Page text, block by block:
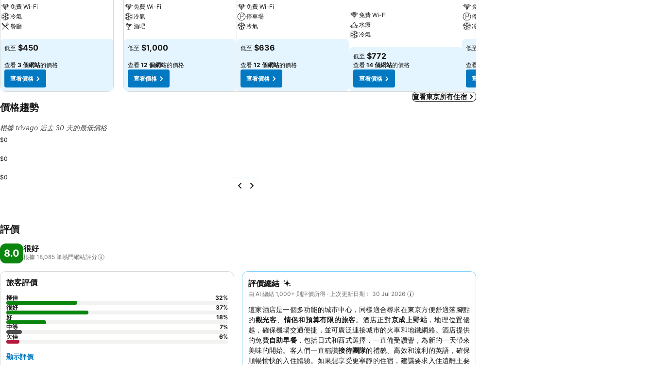
免費 Wi-Fi
冷氣
餐廳
查看價格
低至 $450
查看 3 個網站的價格
查看價格
免費 Wi-Fi
冷氣
酒吧
查看價格
低至 $1,000
查看 12 個網站的價格
查看價格
免費 Wi-Fi
停車場
冷氣
查看價格
低至 $636
查看 12 個網站的價格
查看價格
免費 Wi-Fi
水療
冷氣
查看價格
低至 $772
查看 14 個網站的價格
查看價格
免費 Wi-Fi
停車場
冷氣
查看價格
低至
查看
查看價格
查看東京所有住宿
價格趨勢
根據 trivago 過去 30 天的最低價格
$0
$0
$0
評價
8.0 很好
根據 18,085 筆熱門網站評分
評價總結
由 AI 總結 1,000+ 則評價所得 · 上次更新日期： 30 Jul 2026
這家酒店是一個多功能的城市中心，同樣適合尋求在東京方便舒適落腳點
的觀光客 、情侶和預算有限的旅客。酒店正對京成上野站 ，地理位置優
越，確保機場交通便捷，並可廣泛連接城市的火車和地鐵網絡。酒店提供
的免費自助早餐，包括日式和西式選擇，一直備受讚譽，為新的一天帶來
美味的開始。客人們一直稱讚接待團隊的禮貌、高效和流利的英語，確保
順暢愉快的入住體驗。如果想享受更寧靜的住宿，建議要求入住遠離主要
旅客評價
極佳 32%
很好
37%
好
18%
中等
7%
欠佳
6%
顯示評價